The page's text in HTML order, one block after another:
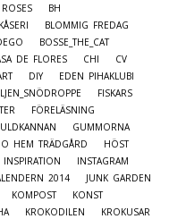
BH
BLOMMIG FREDAG
BOSSE_THE_CAT
DE FLORES CHI
CV
DIY
EDEN PIHAKLUBI
FISKARS
FÖRELÄSNING
GUMMORNA
HEM TRÄDGÅRD
HÖST
INSPIRATION
INSTAGRAM
2014
JUNK GARDEN
KOMPOST
KONST
KROKODILEN
KROKUSAR